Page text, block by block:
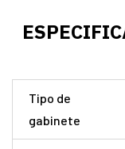
Tipo de
gabinete